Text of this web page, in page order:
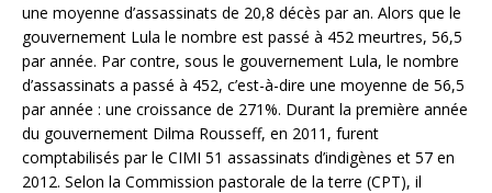
une moyenne d’assassinats de 20,8 décès par an. Alors que le
gouvernement Lula le nombre est passé à 452 meurtres, 56,5
par année. Par contre, sous le gouvernement Lula, le nombre
d’assassinats a passé à 452, c’est-à-dire une moyenne de 56,5
par année : une croissance de 271%. Durant la première année
du gouvernement Dilma Rousseff, en 2011, furent
comptabilisés par le CIMI 51 assassinats d’indigènes et 57 en
2012. Selon la Commission pastorale de la terre (CPT), il